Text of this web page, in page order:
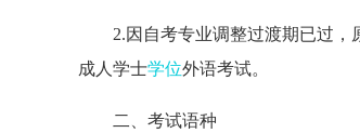
2.因自考专业调整过渡期已过
成人学士学位外语考试。
二、考试语种